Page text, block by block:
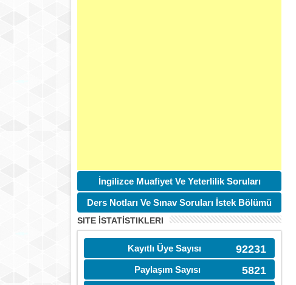
İngilizce Muafiyet Ve Yeterlilik Soruları
Ders Notları Ve Sınav Soruları İstek Bölümü
SITE İSTATİSTIKLERI
92231
Kayıtlı Üye Sayısı
5821
Paylaşım Sayısı